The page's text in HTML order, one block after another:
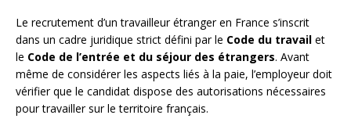
Le recrutement d’un travailleur étranger en France s’inscrit
dans un cadre juridique strict défini par le Code du travail et
le Code de l’entrée et du séjour des étrangers. Avant
même de considérer les aspects liés à la paie, l’employeur doit
vérifier que le candidat dispose des autorisations nécessaires
pour travailler sur le territoire français.